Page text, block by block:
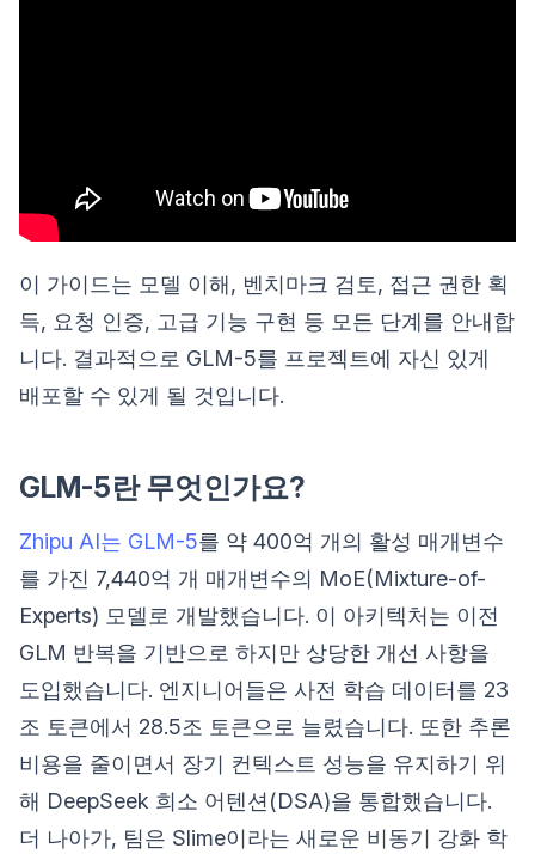
이 가이드는 모델 이해, 벤치마크 검토, 접근 권한 획
득, 요청 인증, 고급 기능 구현 등 모든 단계를 안내합
니다. 결과적으로 GLM-5를 프로젝트에 자신 있게
배포할 수 있게 될 것입니다.
GLM-5란 무엇인가요?
Zhipu AI는 GLM-5를 약 400억 개의 활성 매개변수
를 가진 7,440억 개 매개변수의 MoE(Mixture-of-
Experts) 모델로 개발했습니다. 이 아키텍처는 이전
GLM 반복을 기반으로 하지만 상당한 개선 사항을
도입했습니다. 엔지니어들은 사전 학습 데이터를 23
조 토큰에서 28.5조 토큰으로 늘렸습니다. 또한 추론
비용을 줄이면서 장기 컨텍스트 성능을 유지하기 위
해 DeepSeek 희소 어텐션(DSA)을 통합했습니다.
더 나아가, 팀은 Slime이라는 새로운 비동기 강화 학